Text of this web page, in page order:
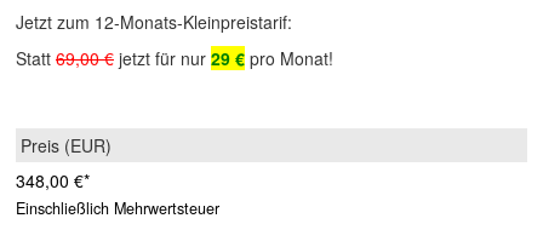
Jetzt zum 12-Monats-Kleinpreistarif:
Statt 69,00 € jetzt für nur 29 € pro Monat!
348,00 €*
Einschließlich Mehrwertsteuer